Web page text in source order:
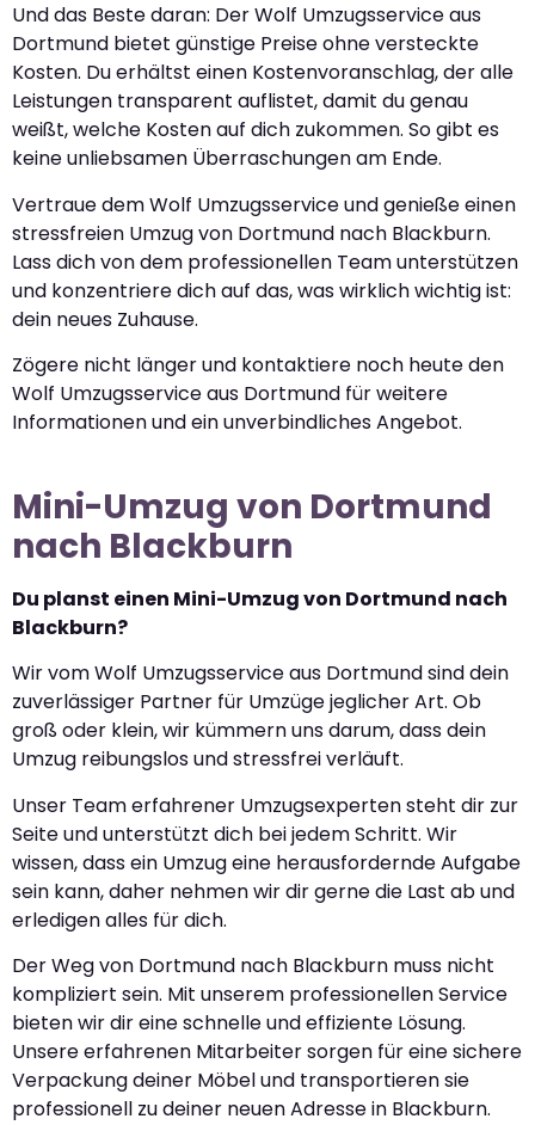
Und das Beste daran: Der Wolf Umzugsservice aus
Dortmund bietet günstige Preise ohne versteckte
Kosten. Du erhältst einen Kostenvoranschlag, der alle
Leistungen transparent auflistet, damit du genau
weißt, welche Kosten auf dich zukommen. So gibt es
keine unliebsamen Überraschungen am Ende.
Vertraue dem Wolf Umzugsservice und genieße einen
stressfreien Umzug von Dortmund nach Blackburn.
Lass dich von dem professionellen Team unterstützen
und konzentriere dich auf das, was wirklich wichtig ist:
dein neues Zuhause.
Zögere nicht länger und kontaktiere noch heute den
Wolf Umzugsservice aus Dortmund für weitere
Informationen und ein unverbindliches Angebot.
Mini-Umzug von Dortmund
nach Blackburn
Du planst einen Mini-Umzug von Dortmund nach
Blackburn?
Wir vom Wolf Umzugsservice aus Dortmund sind dein
zuverlässiger Partner für Umzüge jeglicher Art. Ob
groß oder klein, wir kümmern uns darum, dass dein
Umzug reibungslos und stressfrei verläuft.
Unser Team erfahrener Umzugsexperten steht dir zur
Seite und unterstützt dich bei jedem Schritt. Wir
wissen, dass ein Umzug eine herausfordernde Aufgabe
sein kann, daher nehmen wir dir gerne die Last ab und
erledigen alles für dich.
Der Weg von Dortmund nach Blackburn muss nicht
kompliziert sein. Mit unserem professionellen Service
bieten wir dir eine schnelle und effiziente Lösung.
Unsere erfahrenen Mitarbeiter sorgen für eine sichere
Verpackung deiner Möbel und transportieren sie
professionell zu deiner neuen Adresse in Blackburn.